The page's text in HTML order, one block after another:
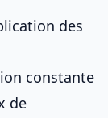
des
constante
de